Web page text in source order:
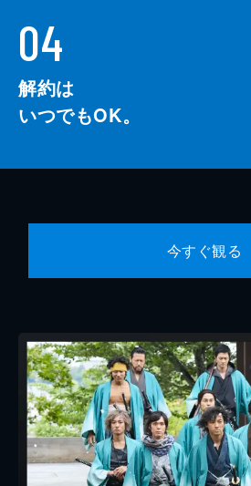
04
解約は
いつでもOK。
今すぐ観る